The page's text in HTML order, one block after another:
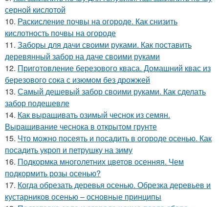
серной кислотой
10. Раскисление почвы на огороде. Как снизить
кислотность почвы на огороде
11. Заборы для дачи своими руками. Как поставить
деревянный забор на даче своими руками
12. Приготовление березового кваса. Домашний квас из
березового сока с изюмом без дрожжей
13. Самый дешевый забор своими руками. Как сделать
забор подешевле
14. Как выращивать озимый чеснок из семян.
Выращивание чеснока в открытом грунте
15. Что можно посеять и посадить в огороде осенью. Как
посадить укроп и петрушку на зиму
16. Подкормка многолетних цветов осенняя. Чем
подкормить розы осенью?
17. Когда обрезать деревья осенью. Обрезка деревьев и
кустарников осенью – основные принципы